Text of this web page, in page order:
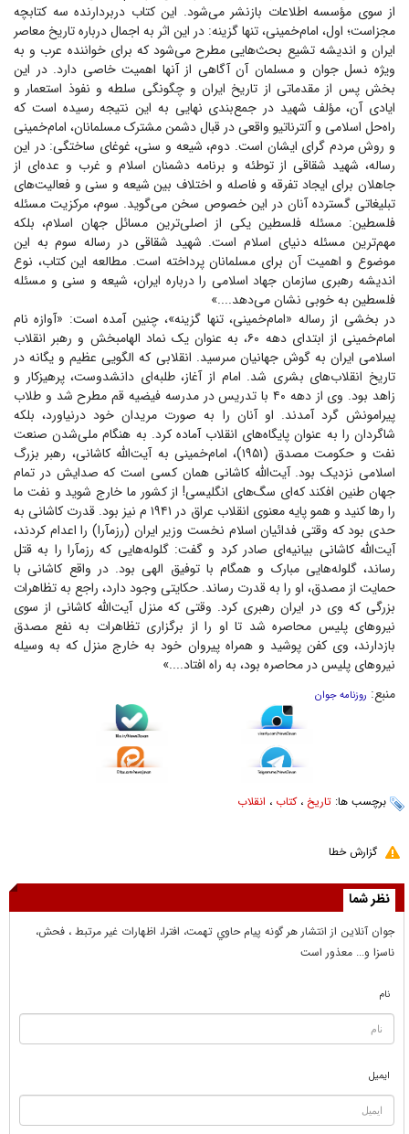
از سوی مؤسسه اطلاعات بازنشر می‌شود. این کتاب دربردارنده سه کتابچه
مجزاست؛ اول، امام‌خمینی، تنها گزینه: در این اثر به اجمال درباره تاریخ معاصر
ایران و اندیشه تشیع بحث‌هایی مطرح می‌شود که برای خواننده عرب و به
ویژه نسل جوان و مسلمان آن آگاهی از آنها اهمیت خاصی دارد. در این
بخش پس از مقدماتی از تاریخ ایران و چگونگی سلطه و نفوذ استعمار و
ایادی آن، مؤلف شهید در جمع‌بندی نهایی به این نتیجه رسیده است که
راه‌حل اسلامی و آلترناتیو واقعی در قبال دشمن مشترک مسلمانان، امام‌خمینی
و روش مردم گرای ایشان است. دوم، شیعه و سنی، غوغای ساختگی: در این
رساله، شهید شقاقی از توطئه و برنامه دشمنان اسلام و غرب و عده‌ای از
جاهلان برای ایجاد تفرقه و فاصله و اختلاف بین شیعه و سنی و فعالیت‌های
تبلیغاتی گسترده آنان در این خصوص سخن می‌گوید. سوم، مرکزیت مسئله
فلسطین: مسئله فلسطین یکی از اصلی‌ترین مسائل جهان اسلام، بلکه
مهم‌ترین مسئله دنیای اسلام است. شهید شقاقی در رساله سوم به این
موضوع و اهمیت آن برای مسلمانان پرداخته است. مطالعه این کتاب، نوع
اندیشه رهبری سازمان جهاد اسلامی را درباره ایران، شیعه و سنی و مسئله
فلسطین به خوبی نشان می‌دهد....»
در بخشی از رساله «امام‌خمینی، تنها گزینه»، چنین آمده است: «آوازه نام
امام‌خمینی از ابتداى دهه ۶۰، به عنوان یک نماد الهام‏بخش و رهبر انقلاب
اسلامى ایران به گوش جهانیان مى‏رسید. انقلابى که الگویی عظیم و یگانه در
تاریخ انقلاب‌هاى بشرى شد. امام از آغاز، طلبه‌‏اى دانش‏دوست، پرهیزکار و
زاهد بود. وى از دهه ۴۰ با تدریس در مدرسه فیضیه قم مطرح شد و طلاب
پیرامونش گرد آمدند. او آنان را به صورت مریدان خود درنیاورد، بلکه
شاگردان را به عنوان پایگاه‌هاى انقلاب آماده کرد. به هنگام ملى‌شدن صنعت
نفت و حکومت مصدق (۱۹۵۱)، امام‌خمینی به آیت‌الله کاشانى، رهبر بزرگ
اسلامى نزدیک بود. آیت‌الله کاشانى همان کسی است که صدایش در تمام
جهان طنین افکند که‌ای سگ‌هاى انگلیسى! از کشور ما خارج شوید و نفت ما
را رها کنید و همو پایه معنوى انقلاب عراق در ۱۹۴۱ م نیز بود. قدرت کاشانی به
حدى بود که وقتى فدائیان اسلام نخست وزیر ایران (رزم‏آرا) را اعدام کردند،
آیت‌الله کاشانى بیانیه‌اى صادر کرد و گفت: گلوله‌هایى که رزم‏آرا را به قتل
رساند، گلوله‌هایى مبارک و همگام با توفیق الهى بود. در واقع کاشانى با
حمایت از مصدق، او را به قدرت رساند. حکایتى وجود دارد، راجع به تظاهرات
بزرگى که وى در ایران رهبرى کرد. وقتی که منزل آیت‌الله کاشانى از سوى
نیروهاى پلیس محاصره شد تا او را از برگزارى تظاهرات به نفع مصدق
بازدارند، وى کفن پوشید و همراه پیروان خود به خارج منزل که به وسیله
نیروهاى پلیس در محاصره بود، به راه افتاد....»
منبع: روزنامه جوان
برچسب ها: تاریخ ،کتاب ، انقلاب
گزارش خطا
نظر شما
جوان آنلاين از انتشار هر گونه پيام حاوي تهمت، افترا، اظهارات غير مرتبط ، فحش،
ناسزا و... معذور است
نام
ایمیل